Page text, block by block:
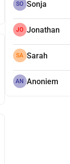
SO Sonja
JO Jonathan
SA Sarah
AN Anoniem